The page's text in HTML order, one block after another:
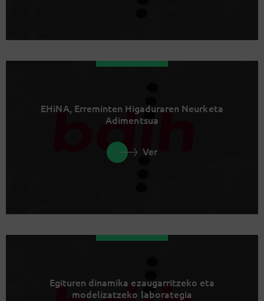
EHiNA, Erreminten Higaduraren Neurketa
Adimentsua
Ver
Egituren dinamika ezaugarritzeko eta
modelizatzeko laborategia